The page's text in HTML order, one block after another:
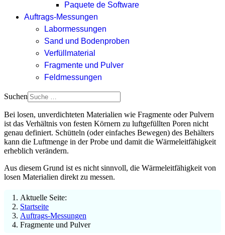
Paquete de Software
Auftrags-Messungen
Labormessungen
Sand und Bodenproben
Verfüllmaterial
Fragmente und Pulver
Feldmessungen
Suchen
Bei losen, unverdichteten Materialien wie Fragmente oder Pulvern
ist das Verhältnis von festen Körnern zu luftgefüllten Poren nicht
genau definiert. Schütteln (oder einfaches Bewegen) des Behälters
kann die Luftmenge in der Probe und damit die Wärmeleitfähigkeit
erheblich verändern.
Aus diesem Grund ist es nicht sinnvoll, die Wärmeleitfähigkeit von
losen Materialien direkt zu messen.
Aktuelle Seite:
Startseite
Auftrags-Messungen
Fragmente und Pulver